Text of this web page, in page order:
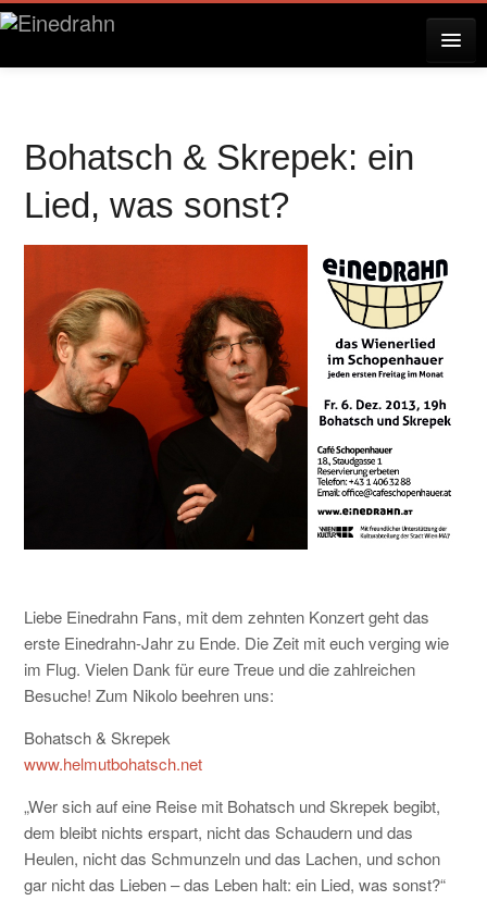
ÜBER EINEDRAHN
Bohatsch & Skrepek: ein
Lied, was sonst?
Liebe Einedrahn Fans, mit dem zehnten Konzert geht das
erste Einedrahn-Jahr zu Ende. Die Zeit mit euch verging wie
im Flug. Vielen Dank für eure Treue und die zahlreichen
Besuche! Zum Nikolo beehren uns:
Bohatsch & Skrepek
www.helmutbohatsch.net
„Wer sich auf eine Reise mit Bohatsch und Skrepek begibt,
dem bleibt nichts erspart, nicht das Schaudern und das
Heulen, nicht das Schmunzeln und das Lachen, und schon
gar nicht das Lieben – das Leben halt: ein Lied, was sonst?“